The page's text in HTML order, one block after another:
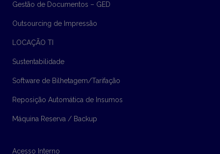
Gestão de Documentos – GED
Outsourcing de Impressão
LOCAÇÃO TI
Sustentabilidade
Software de Bilhetagem/Tarifação
Reposição Automática de Insumos
Máquina Reserva / Backup
Acesso Interno